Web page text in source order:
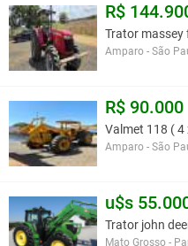
R$
Trator
Amparo - São
R$ 90.000
Valmet 118 (
Amparo - São
u$s
Trator john
Mato Grosso -